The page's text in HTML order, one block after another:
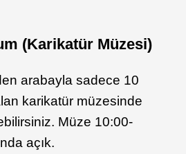
(Karikatür Müzesi)
arabayla sadece 10
karikatür müzesinde
Müze 10:00-
açık.